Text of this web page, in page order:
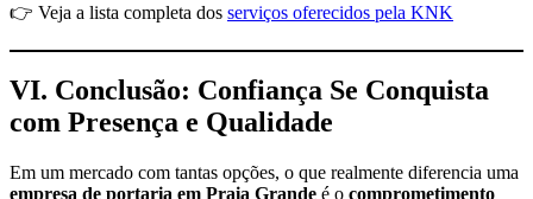
👉 Veja a lista completa dos serviços oferecidos pela KNK
VI. Conclusão: Confiança Se Conquista
com Presença e Qualidade
Em um mercado com tantas opções, o que realmente diferencia uma
empresa de portaria em Praia Grande é o comprometimento